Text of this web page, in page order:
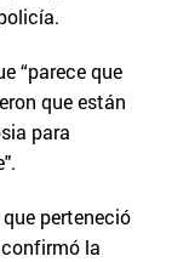
“parece que
que están
para
perteneció
la